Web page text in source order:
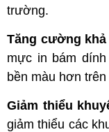
trường.
Tăng cường
mực in bám
bền màu hơn
Giảm thiểu
giảm thiểu các